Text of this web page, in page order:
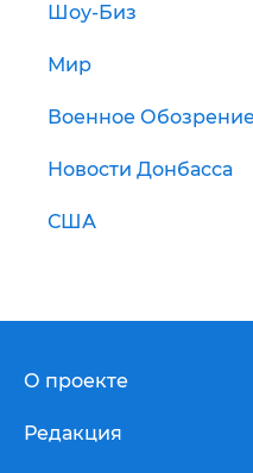
Шоу-Биз
Мир
Военное
Новости Донбасса
США
О проекте
Редакция